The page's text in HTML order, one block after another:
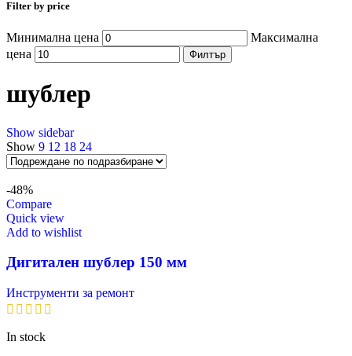
Filter by price
Минимална цена
Максимална
цена
Филтър
шублер
Show sidebar
Show 9 12 18 24
-48%
Compare
Quick view
Add to wishlist
Дигитален шублер 150 мм
Инструменти за ремонт
In stock